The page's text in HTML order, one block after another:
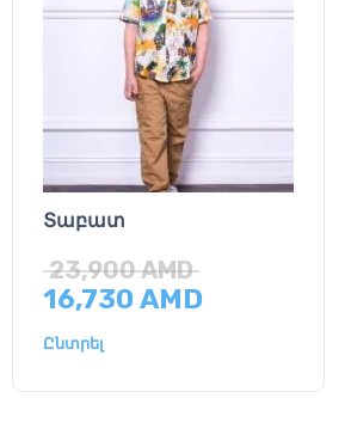
Տաբատ
23,900AMD
16,730 AMD
Ընտրել